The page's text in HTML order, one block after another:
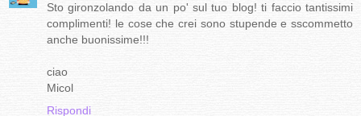
Sto gironzolando da un po' sul tuo blog! ti faccio tantissimi
complimenti! le cose che crei sono stupende e sscommetto
anche buonissime!!!
ciao
Micol
Rispondi